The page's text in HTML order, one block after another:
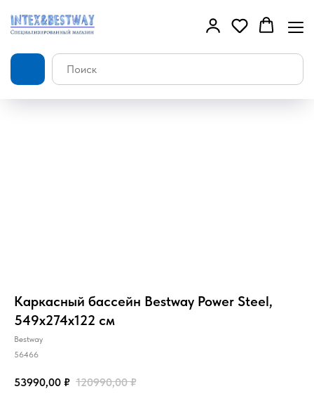
Каркасный бассейн Bestway Power Steel,
549х274х122 см
Bestway
56466
53990,00 ₽ 120990,00 ₽